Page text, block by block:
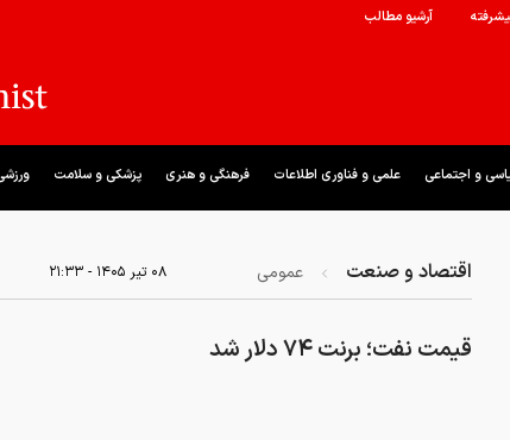
آرشیو مطالب
و اجتماعی علمی و فناوری اطلاعات فرهنگی و هنری پزشکی و سلامت
اقتصاد و صنعت عمومی ۰۸ تير ۱۴۰۵ - ۲۱:۳۳
قیمت نفت؛ برنت ۷۴ دلار شد